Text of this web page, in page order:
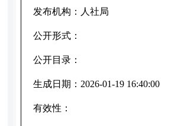
发布机构： 人社局
公开形式：
公开目录：
生成日期： 2026-01-19 16:40:00
有效性：